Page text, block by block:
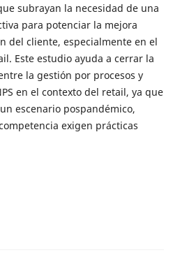
subrayan la necesidad de una
para potenciar la mejora
del cliente, especialmente en el
Este estudio ayuda a cerrar la
la gestión por procesos y
en el contexto del retail, ya que
escenario pospandémico,
exigen prácticas